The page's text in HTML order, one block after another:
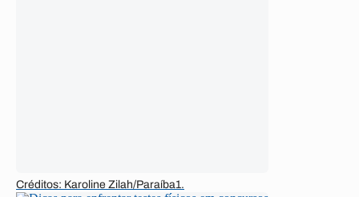
Créditos: Karoline Zilah/Paraíba1.